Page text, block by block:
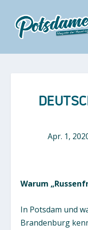
Apr. 1,
Warum
In Potsdam und
Brandenburg